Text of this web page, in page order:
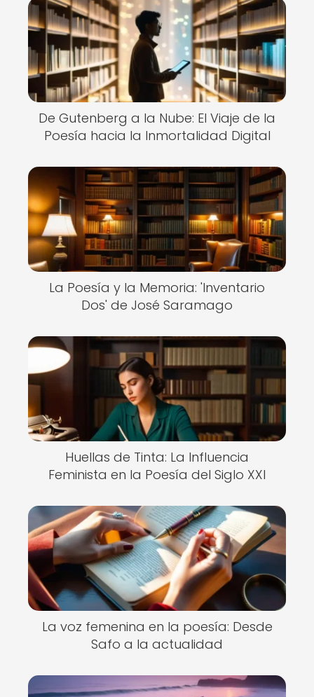
De Gutenberg a la Nube: El Viaje de la
Poesía hacia la Inmortalidad Digital
La Poesía y la Memoria: 'Inventario
Dos' de José Saramago
Huellas de Tinta: La Influencia
Feminista en la Poesía del Siglo XXI
La voz femenina en la poesía: Desde
Safo a la actualidad